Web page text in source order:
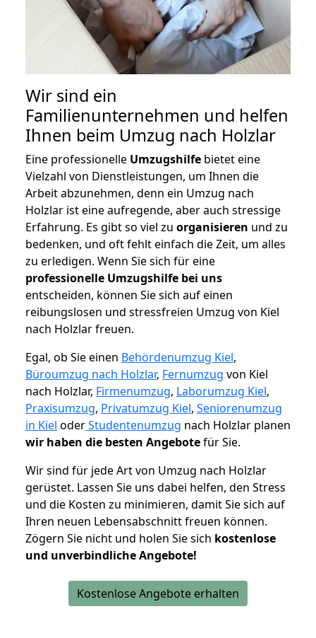
Wir sind ein
Familienunternehmen und helfen
Ihnen beim Umzug nach Holzlar
Eine professionelle Umzugshilfe bietet eine
Vielzahl von Dienstleistungen, um Ihnen die
Arbeit abzunehmen, denn ein Umzug nach
Holzlar ist eine aufregende, aber auch stressige
Erfahrung. Es gibt so viel zu organisieren und zu
bedenken, und oft fehlt einfach die Zeit, um alles
zu erledigen. Wenn Sie sich für eine
professionelle Umzugshilfe bei uns
entscheiden, können Sie sich auf einen
reibungslosen und stressfreien Umzug von Kiel
nach Holzlar freuen.
Egal, ob Sie einen Behördenumzug Kiel,
Büroumzug nach Holzlar, Fernumzug von Kiel
nach Holzlar, Firmenumzug, Laborumzug Kiel,
Praxisumzug, Privatumzug Kiel, Seniorenumzug
in Kiel oderStudentenumzug nach Holzlar planen
wir haben die besten Angebotefür Sie.
Wir sind für jede Art von Umzug nach Holzlar
gerüstet. Lassen Sie uns dabei helfen, den Stress
und die Kosten zu minimieren, damit Sie sich auf
Ihren neuen Lebensabschnitt freuen können.
Zögern Sie nicht und holen Sie sich kostenlose
und unverbindliche Angebote!
Kostenlose Angebote erhalten